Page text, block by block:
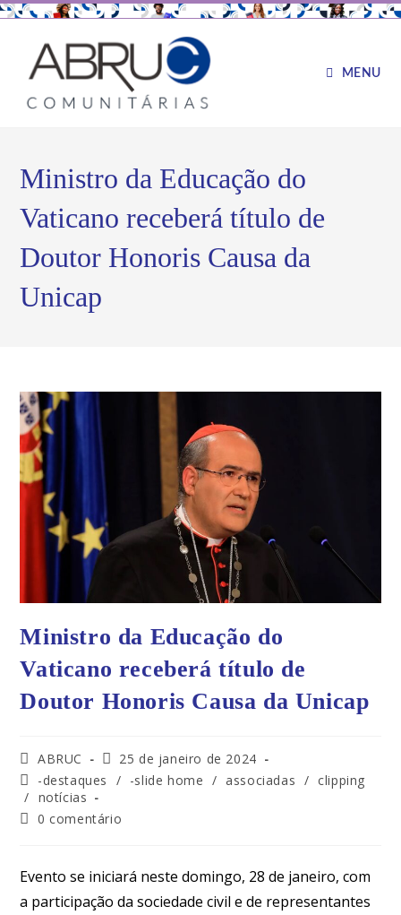
MENU
Ministro da Educação do
Vaticano receberá título de
Doutor Honoris Causa da
Unicap
Ministro da Educação do
Vaticano receberá título de
Doutor Honoris Causa da Unicap
ABRUC
25 de janeiro de 2024
-destaques
/ -slide home / associadas / clipping
/ notícias
0 comentário
Evento se iniciará neste domingo, 28 de janeiro, com
a participação da sociedade civil e de representantes